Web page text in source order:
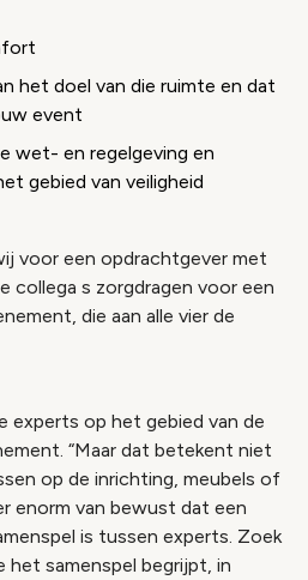
het doel van die ruimte en dat
event
wet- en regelgeving en
gebied van veiligheid
voor een opdrachtgever met
collega s zorgdragen voor een
die aan alle vier de
experts op het gebied van de
“Maar dat betekent niet
op de inrichting, meubels of
enorm van bewust dat een
is tussen experts. Zoek
het samenspel begrijpt, in